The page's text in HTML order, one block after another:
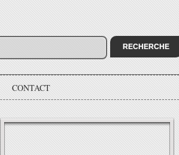
CONTACT